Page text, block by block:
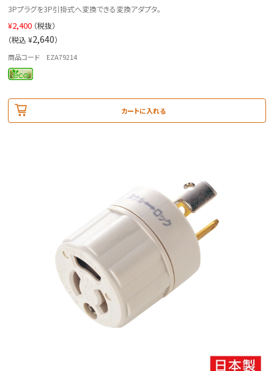
3Pプラグを3P引掛式へ変換できる変換アダプタ。
¥2,400 （税抜）
（税込 ¥2,640）
商品コード EZA79214
カートに入れる